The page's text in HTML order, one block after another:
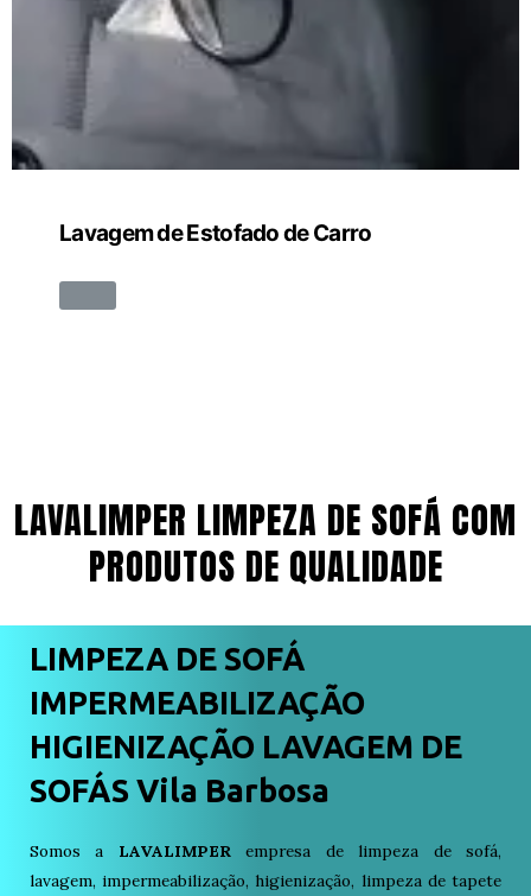
Lavagem de Estofado de Carro
LAVALIMPER LIMPEZA DE SOFÁ COM
PRODUTOS DE QUALIDADE
LIMPEZA DE SOFÁ
IMPERMEABILIZAÇÃO
HIGIENIZAÇÃO LAVAGEM DE
SOFÁS Vila Barbosa
Somos a LAVALIMPERempresa de limpeza de sofá,
lavagem, impermeabilização, higienização, limpeza de tapete